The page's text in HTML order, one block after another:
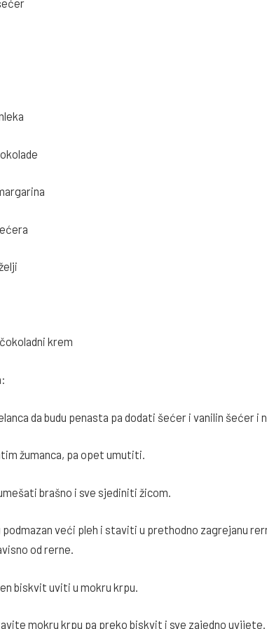
krem
da budu penasta pa dodati šećer i vanilin šećer i
žumanca, pa opet umutiti.
brašno i sve sjediniti žicom.
veći pleh i staviti u prethodno zagrejanu
od rerne.
biskvit uviti u mokru krpu.
mokru krpu pa preko biskvit i sve zajedno uvijete.